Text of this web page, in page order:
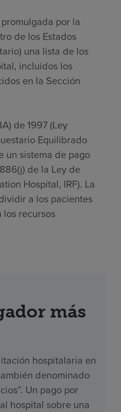
por la
de los Estados
una lista de los
incluidos los
en la Sección
de 1997 (Ley
Equilibrado
un sistema de pago
de la Ley de
Hospital, IRF). La
a los pacientes
recursos
más
hospitalaria en
denominado
Un pago por
hospital sobre una